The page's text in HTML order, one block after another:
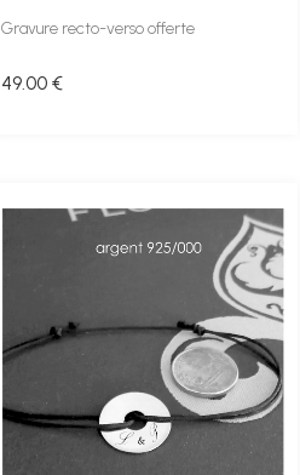
Gravure recto-verso offerte
49.00 €